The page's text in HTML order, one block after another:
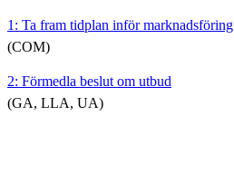
1: Ta fram tidplan inför marknadsföring
(COM)
2: Förmedla beslut om utbud
(GA, LLA, UA)